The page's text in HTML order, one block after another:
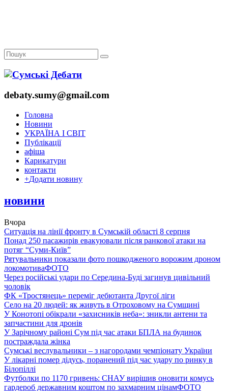
debaty.sumy@gmail.com
Головна
Новини
УКРАЇНА І СВІТ
Публікації
афіша
Карикатури
контакти
+Додати новину
новини
Вчора
Ситуація на лінії фронту в Сумській області 8 серпня
Понад 250 пасажирів евакуювали після ранкової атаки на
потяг “Суми-Київ”
Рятувальники показали фото пошкодженого ворожим дроном
локомотиваФОТО
Через російські удари по Середина-Буді загинув цивільний
чоловік
ФК «Тростянець» переміг дебютанта Другої ліги
Село на 20 людей: як живуть в Отроховому на Сумщині
У Конотопі обікрали «захисників неба»: зникли антени та
запчастини для дронів
У Зарічному районі Сум під час атаки БПЛА на будинок
постраждала жінка
Сумські веслувальники – з нагородами чемпіонату України
У лікарні помер дідусь, поранений під час удару по ринку в
Білопіллі
Футболки по 1170 гривень: СНАУ вирішив оновити комусь
гардероб державним коштом по захмарним цінамФОТО